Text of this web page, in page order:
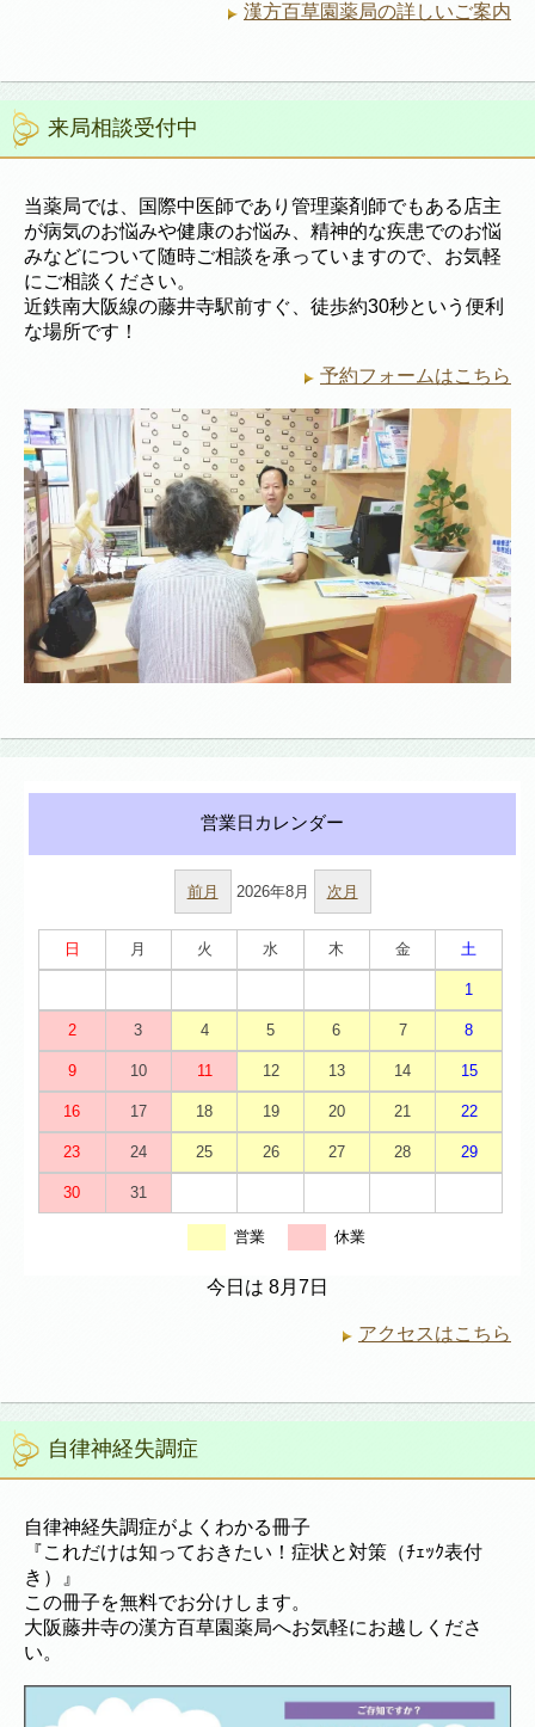
漢方百草園薬局の詳しいご案内
来局相談受付中
当薬局では、国際中医師であり管理薬剤師でもある店主
が病気のお悩みや健康のお悩み、精神的な疾患でのお悩
みなどについて随時ご相談を承っていますので、お気軽
にご相談ください。
近鉄南大阪線の藤井寺駅前すぐ、徒歩約30秒という便利
な場所です！
予約フォームはこちら
前月 2026年8月 次月
日 月 火 水 木 金 土
1
2 3 4 5 6 7 8
9 10 11 12 13 14 15
16 17 18 19 20 21 22
23 24 25 26 27 28 29
30 31
営業 休業
今日は 8月7日
アクセスはこちら
自律神経失調症
自律神経失調症がよくわかる冊子
『これだけは知っておきたい！症状と対策（ﾁｪｯｸ表付
き）』
この冊子を無料でお分けします。
大阪藤井寺の漢方百草園薬局へお気軽にお越しくださ
い。